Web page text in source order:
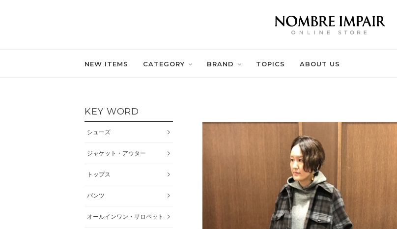
NEW ITEMS CATEGORY BRAND TOPICS ABOUT US
KEY WORD
シューズ
ジャケット・アウター
トップス
パンツ
オールインワン・サロペット